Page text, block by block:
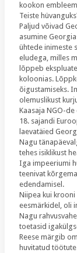
kookon
Teiste
Paljud võivad
asumine
ühtede inimeste
eludega, milles
lõppeb
koloonias.
õigustamiseks.
olemuslikust
Kaasaja NGO-
18. sajandi
laevatäied
Nagu
tehes isiklikust
Iga impeeriumi
teenivat
edendamisel.
Niipea kui
eesmärkidel, oli
Nagu
toetasid
Reese märgib
huvitatud